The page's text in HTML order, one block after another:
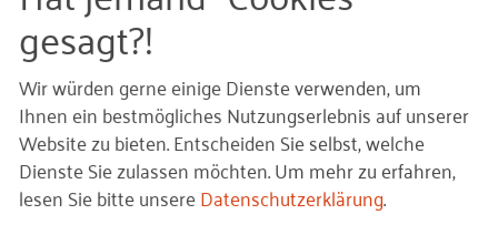
gesagt?!
Wir würden gerne einige Dienste verwenden, um
Ihnen ein bestmögliches Nutzungserlebnis auf unserer
Website zu bieten. Entscheiden Sie selbst, welche
Dienste Sie zulassen möchten.Um mehr zu erfahren,
lesen Sie bitte unsereDatenschutzerklärung.